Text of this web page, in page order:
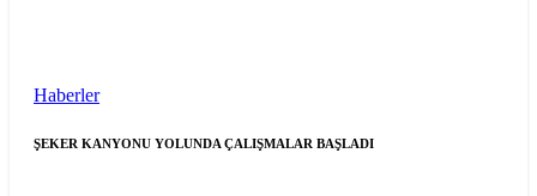
Haberler
ŞEKER KANYONU YOLUNDA ÇALIŞMALAR BAŞLADI